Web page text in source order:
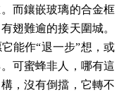
而鑲嵌玻璃的合金框
翅難逾的接天圍城。
能作“退一步”想，或
可蜜蜂非人，哪有這
，沒有倒擋，它轉不